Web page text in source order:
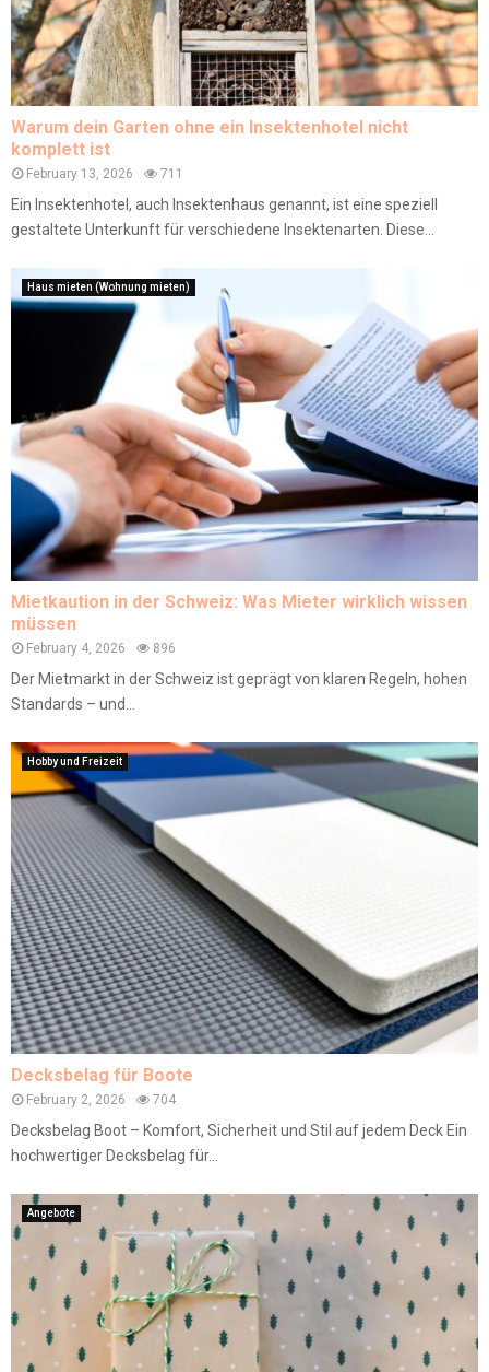
Warum dein Garten ohne ein Insektenhotel nicht
komplett ist
February 13, 2026 711
Ein Insektenhotel, auch Insektenhaus genannt, ist eine speziell
gestaltete Unterkunft für verschiedene Insektenarten. Diese...
Haus mieten (Wohnung mieten)
Mietkaution in der Schweiz: Was Mieter wirklich wissen
müssen
February 4, 2026 896
Der Mietmarkt in der Schweiz ist geprägt von klaren Regeln, hohen
Standards – und...
Hobby und Freizeit
Decksbelag für Boote
February 2, 2026 704
Decksbelag Boot – Komfort, Sicherheit und Stil auf jedem Deck Ein
hochwertiger Decksbelag für...
Angebote